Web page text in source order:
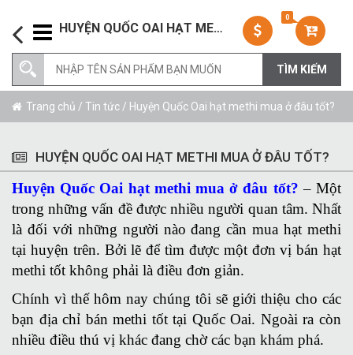
HUYỆN QUỐC OAI HẠT METHI MUA Ở ĐÂU TỐT?
0
Trang chủ / Tin tức / Huyện Quốc Oai hạt methi mua ở đâu tốt?
HUYỆN QUỐC OAI HẠT METHI MUA Ở ĐÂU TỐT?
Huyện Quốc Oai hạt methi mua ở đâu tốt? – Một
trong những vấn đề được nhiều người quan tâm. Nhất
là đối với những người nào đang cần mua hạt methi
tại huyện trên. Bởi lẽ để tìm được một đơn vị bán hạt
methi tốt không phải là điều đơn giản.
Chính vì thế hôm nay chúng tôi sẽ giới thiệu cho các
bạn địa chỉ bán methi tốt tại Quốc Oai. Ngoài ra còn
nhiều điều thú vị khác đang chờ các bạn khám phá.